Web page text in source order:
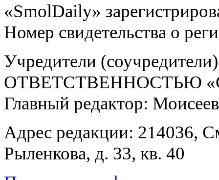
«SmolDaily»
Номер свидетельства о
Учредители
ОТВЕТСТВЕННОСТЬЮ
Главный редактор:
Адрес редакции: 214036,
Рыленкова, д. 33, кв. 40